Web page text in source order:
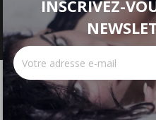
INSCRIVEZ-
PRODUITS
NOTRE SOCIÉTÉ